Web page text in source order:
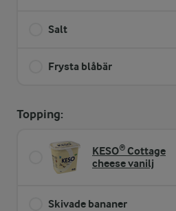
Salt
Frysta blåbär
Topping:
KESO® Cottage
cheese vanilj
Skivade bananer